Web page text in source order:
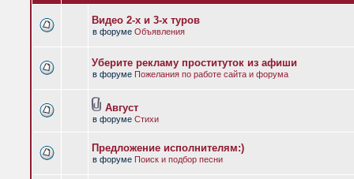
Видео 2-х и 3-х туров
в форуме Объявления
Уберите рекламу проституток из афиши
в форуме Пожелания по работе сайта и форума
Август
в форуме Стихи
Предложение исполнителям:)
в форуме Поиск и подбор песни